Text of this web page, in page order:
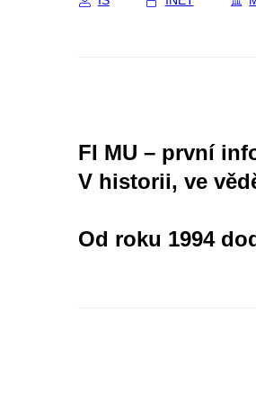
FI MU – první
V historii, ve
Od roku 1994